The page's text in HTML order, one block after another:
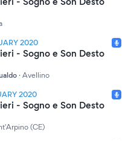
2020
- Sogno e Son Desto
· Avellino
2020
- Sogno e Son Desto
(CE)